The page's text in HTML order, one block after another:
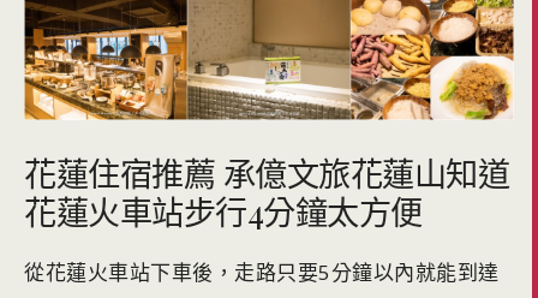
花蓮住宿推薦 承億文旅花蓮山知道
花蓮火車站步行4分鐘太方便
從花蓮火車站下車後，走路只要5分鐘以內就能到達